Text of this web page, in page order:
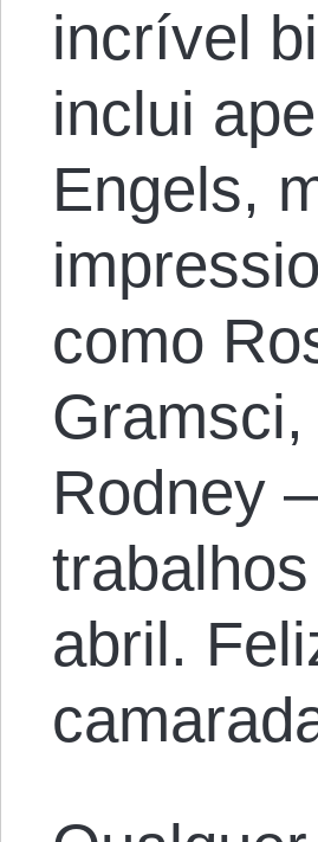
incrível
inclui
Engels,
como
Rodney
abril.